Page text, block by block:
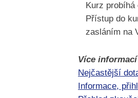
Kurz
Přístup do
zasláním na
Více
Nejčastější
Informace,